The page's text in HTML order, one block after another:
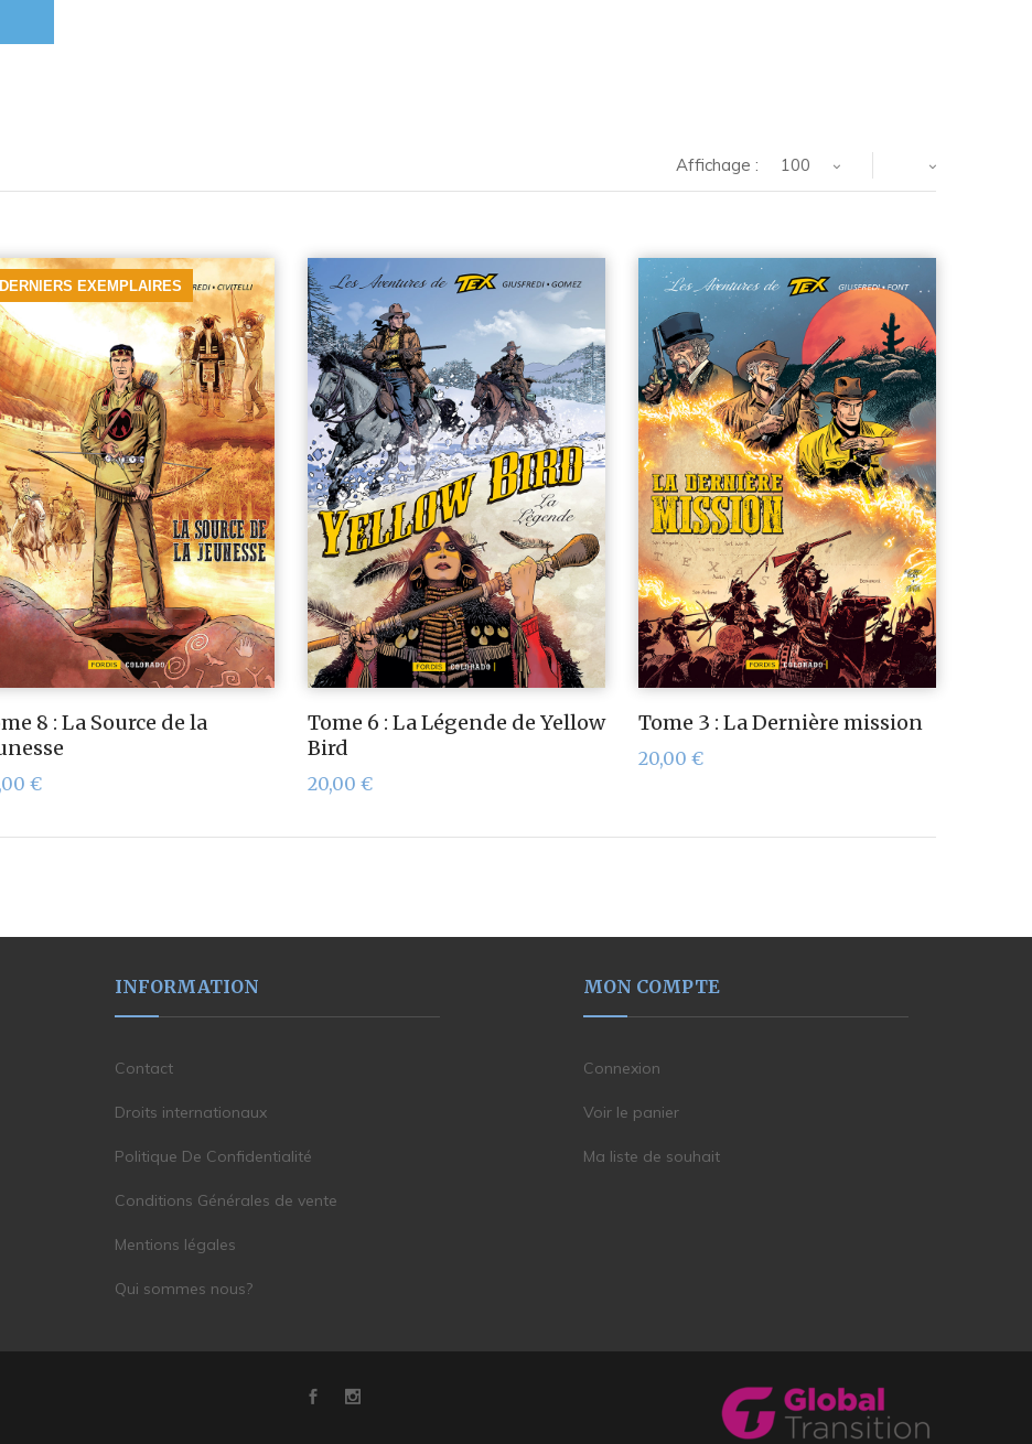
Affichage : 100
DERNIERS EXEMPLAIRES
8 : La Source de la
€
Tome 6 : La Légende de Yellow
Bird
20,00 €
Tome 3 : La Dernière mission
20,00 €
INFORMATION
Contact
Droits internationaux
Politique De Confidentialité
Conditions Générales de vente
Mentions légales
Qui sommes nous?
MON COMPTE
Connexion
Voir le panier
Ma liste de souhait